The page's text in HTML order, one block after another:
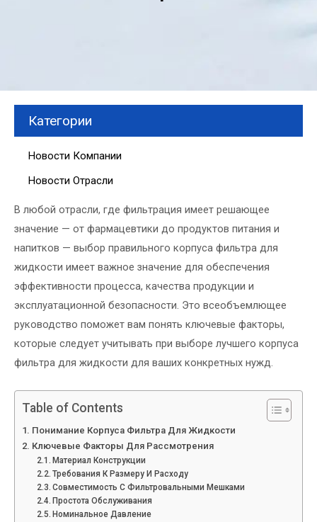
Категории
Новости Компании
Новости Отрасли
В любой отрасли, где фильтрация имеет решающее
значение — от фармацевтики до продуктов питания и
напитков — выбор правильного корпуса фильтра для
жидкости имеет важное значение для обеспечения
эффективности процесса, качества продукции и
эксплуатационной безопасности. Это всеобъемлющее
руководство поможет вам понять ключевые факторы,
которые следует учитывать при выборе лучшего корпуса
фильтра для жидкости для ваших конкретных нужд.
Table of Contents
Понимание Корпуса Фильтра Для Жидкости
Ключевые Факторы Для Рассмотрения
Материал Конструкции
Требования К Размеру И Расходу
Совместимость С Фильтровальными Мешками
Простота Обслуживания
Номинальное Давление